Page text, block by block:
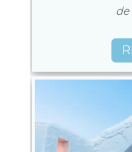
de